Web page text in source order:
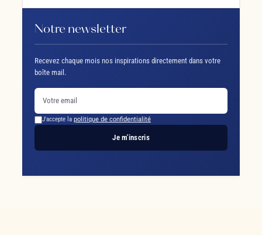
Notre newsletter
Recevez chaque mois nos inspirations directement dans votre
boîte mail.
J'accepte la politique de confidentialité
Je m'inscris